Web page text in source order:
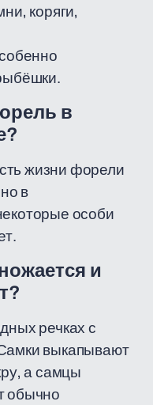
коряги,
в
жизни форели
в
особи
и
речках с
выкапывают
а самцы
обычно